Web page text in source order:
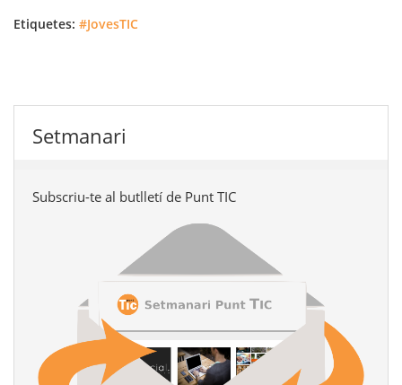
Etiquetes: #JovesTIC
Setmanari
Subscriu-te al butlletí de Punt TIC